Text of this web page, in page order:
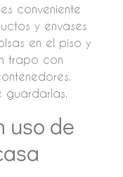
conveniente
y envases
en el piso y
trapo con
guardarlas.
uso de